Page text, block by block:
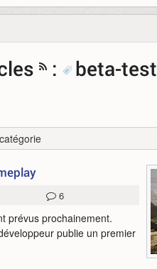
: beta-test
6
prévus prochainement.
publie un premier